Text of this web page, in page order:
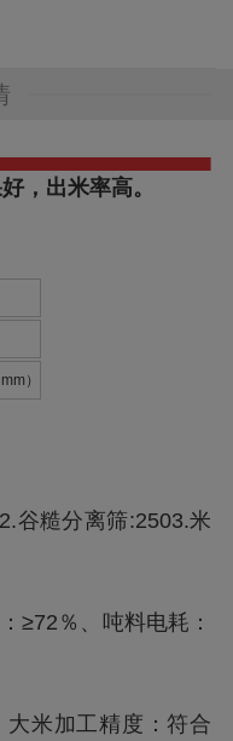
，出米率高。
）
谷糙分离筛:2503.米
≥72％、吨料电耗：
大米加工精度：符合